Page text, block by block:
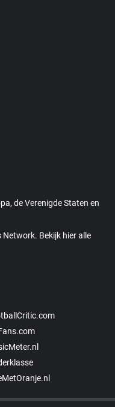
de Verenigde Staten en
Network. Bekijk hier alle